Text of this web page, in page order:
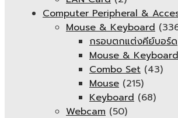
Computer Peripheral &
Mouse & Keyboard
กรอบตกแต่งคีย์บอร์ด
Mouse &
Combo Set (43)
Mouse (215)
Keyboard (68)
Webcam (50)